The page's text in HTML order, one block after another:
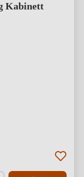
Kabinett
Bewertung von 5